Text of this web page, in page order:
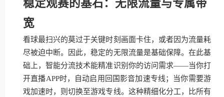
稳定观赛的基石：无限流量与专属带
宽
看球最扫兴的莫过于关键时刻画面卡住，或者因为流量耗
尽被迫中断。因此，稳定的无限流量是基础保障。在此基
础上，智能分流技术能精准识别你的访问需求——当你打
开直播APP时，自动启用回国影音加速专线；当你需要游
戏加速时，则切换至游戏专线。这种精细化分工，比所有